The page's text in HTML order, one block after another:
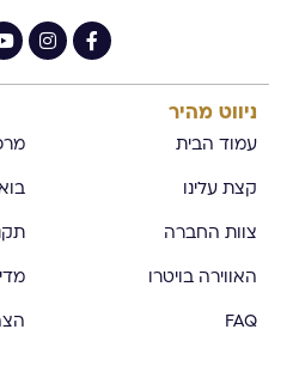
ניווט מהיר
עמוד הבית
קצת עלינו
צוות החברה
האווירה בויטרו
FAQ